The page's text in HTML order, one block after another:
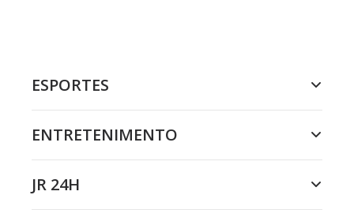
ESPORTES
ENTRETENIMENTO
JR 24H